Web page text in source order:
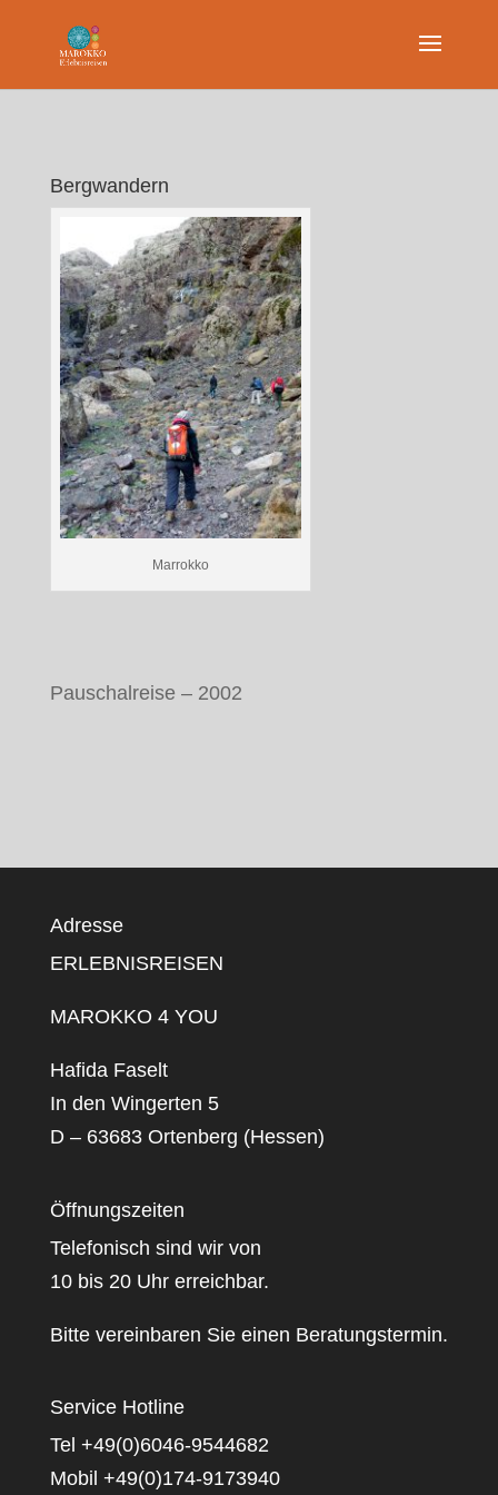
Bergwandern
Marrokko
Pauschalreise – 2002
Adresse
ERLEBNISREISEN
MAROKKO 4 YOU
Hafida Faselt
In den Wingerten 5
D – 63683 Ortenberg (Hessen)
Öffnungszeiten
Telefonisch sind wir von
10 bis 20 Uhr erreichbar.
Bitte vereinbaren Sie einen Beratungstermin.
Service Hotline
Tel +49(0)6046-9544682
Mobil +49(0)174-9173940